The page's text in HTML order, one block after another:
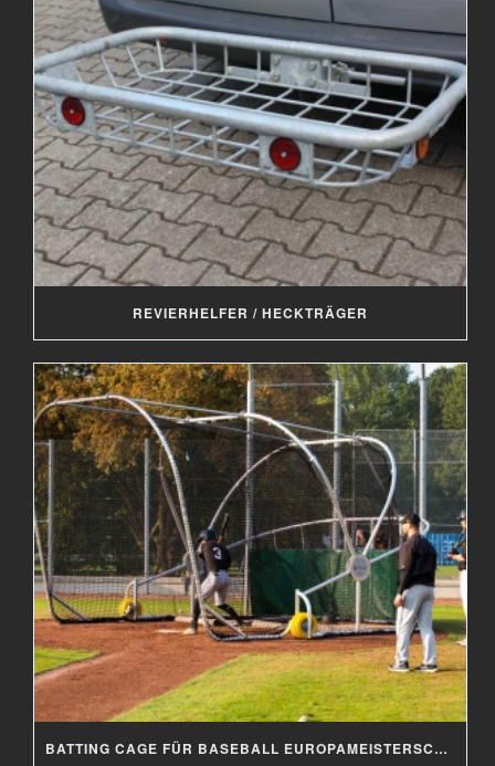
REVIERHELFER / HECKTRÄGER
BATTING CAGE FÜR BASEBALL EUROPAMEISTERSCHAFT 2019